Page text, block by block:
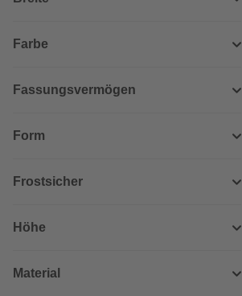
Farbe
Fassungsvermögen
Form
Frostsicher
Höhe
Material